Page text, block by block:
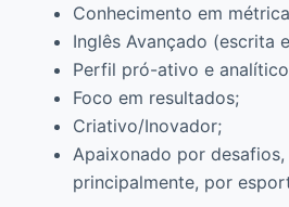
Conhecimento em
Inglês Avançado (escrita
Perfil pró-ativo e
Foco em resultados;
Criativo/Inovador;
Apaixonado por
principalmente, por